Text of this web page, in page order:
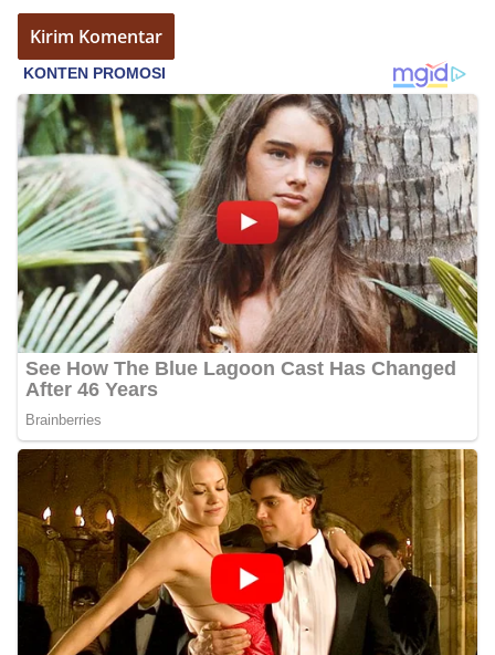
poin utama yang disampaikan dalam kegiatan
sambang ini adalah imbauan kepada warga untuk
memasang bendera Merah Putih secara penuh,
bukan setengah tiang, sebagai bentuk
penghormatan dan rasa cinta tanah air
menjelang perayaan HUT Kemerdekaan RI.
Petugas mengingatkan bahwa pemasangan
bendera dengan benar merupakan salah satu
wujud nyata partisipasi masyarakat dalam
memperingati hari bersejarah bangsa
Indonesia.‎‎”Kami mengimbau kepada seluruh
warga agar mulai mempersiapkan dan memasang
bendera Merah Putih di depan rumah masing-
masing secara penuh. Ini adalah bentuk
penghormatan kita bersama terhadap
perjuangan para pahlawan yang telah merebut
kemerdekaan,” ujar Aiptu Muliyadi Suraukur saat
berdialog dengan warga.‎‎Ia juga menambahkan
keadaan bersih, tidak sobek, dan layak untuk
dikibarkan sebagai simbol kehormatan
negara.‎‎‎Selain menyampaikan imbauan terkait
bendera, kegiatan sambang DDS ini juga
dimanfaatkan sebagai sarana deteksi dini (early
warning) guna mengantisipasi potensi gangguan
keamanan dan ketertiban masyarakat
(Kamtibmas) di lingkungan tempat tinggal warga.
Melalui interaksi langsung tersebut,